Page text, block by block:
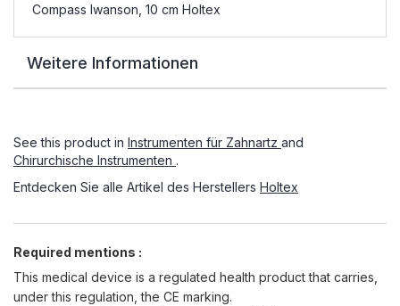
Compass Iwanson, 10 cm Holtex
Weitere Informationen
See this product in Instrumenten für Zahnartz and
Chirurchische Instrumenten .
Entdecken Sie alle Artikel des Herstellers Holtex
Required mentions :
This medical device is a regulated health product that carries,
under this regulation, the CE marking.